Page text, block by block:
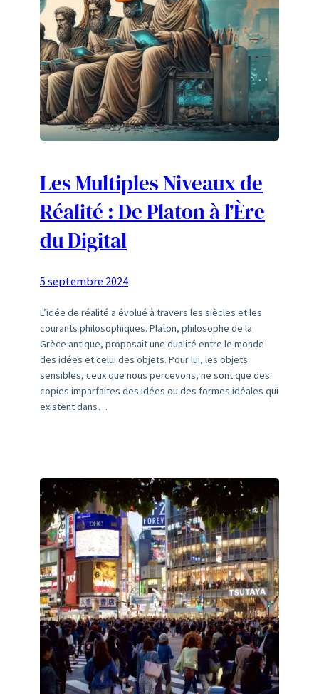
Les Multiples Niveaux de
Réalité : De Platon à l’Ère
du Digital
5 septembre 2024
L’idée de réalité a évolué à travers les siècles et les
courants philosophiques. Platon, philosophe de la
Grèce antique, proposait une dualité entre le monde
des idées et celui des objets. Pour lui, les objets
sensibles, ceux que nous percevons, ne sont que des
copies imparfaites des idées ou des formes idéales qui
existent dans…